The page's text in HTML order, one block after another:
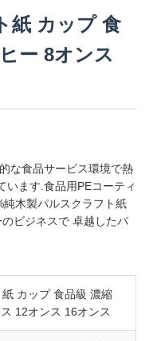
紙 カップ 食
ー 8オンス
な食品サービス環境で熱
います.食品用PEコーティ
木製パルスクラフト紙
ビジネスで 卓越したパ
カップ 食品級 濃縮
12オンス 16オンス